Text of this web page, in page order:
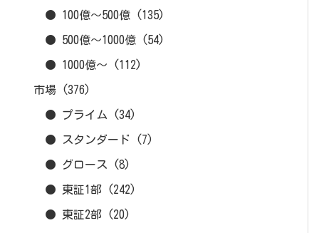
● 100億～500億 (135)
● 500億～1000億 (54)
● 1000億～ (112)
市場 (376)
● プライム (34)
● スタンダード (7)
● グロース (8)
● 東証1部 (242)
● 東証2部 (20)